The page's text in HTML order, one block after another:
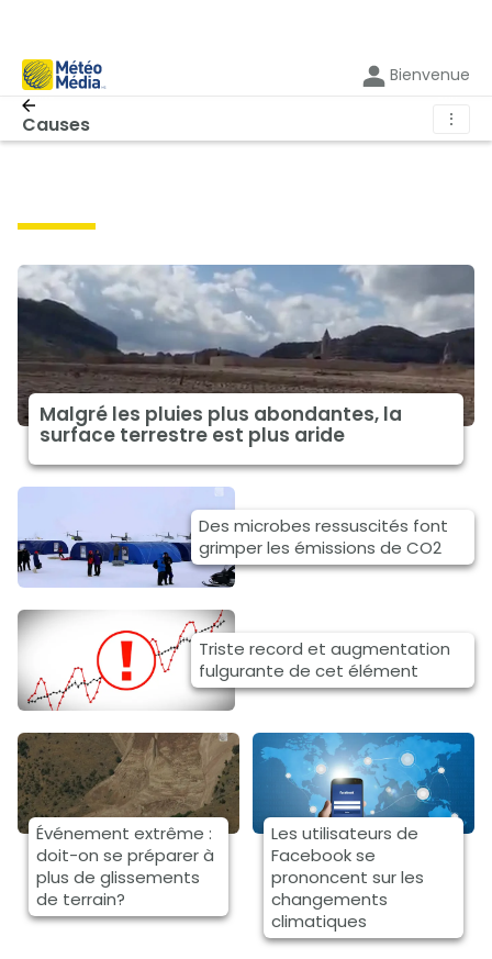
Bienvenue
Causes ⋮
Malgré les pluies plus abondantes, la
surface terrestre est plus aride
Des microbes ressuscités font
grimper les émissions de CO2
Triste record et augmentation
fulgurante de cet élément
Événement extrême :
doit-on se préparer à
plus de glissements
de terrain?
Les utilisateurs de
Facebook se
prononcent sur les
changements
climatiques